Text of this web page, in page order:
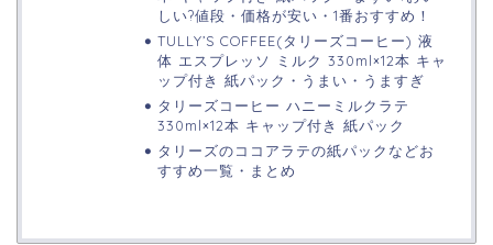
しい?値段・価格が安い・1番おすすめ！
TULLY’S COFFEE(タリーズコーヒー) 液
体 エスプレッソ ミルク 330ml×12本 キャ
ップ付き 紙パック・うまい・うますぎ
タリーズコーヒー ハニーミルクラテ
330ml×12本 キャップ付き 紙パック
タリーズのココアラテの紙パックなどお
すすめ一覧・まとめ